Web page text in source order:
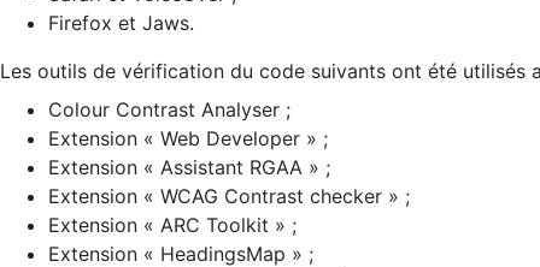
Firefox et Jaws.
Les outils de vérification du code suivants ont été utilisés
Colour Contrast Analyser ;
Extension « Web Developer » ;
Extension « Assistant RGAA » ;
Extension « WCAG Contrast checker » ;
Extension « ARC Toolkit » ;
Extension « HeadingsMap » ;